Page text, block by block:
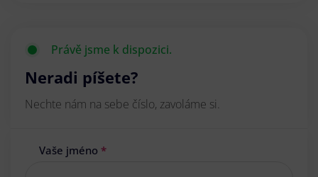
Právě jsme k dispozici.
Neradi píšete?
Nechte nám na sebe číslo, zavoláme si.
Vaše jméno *